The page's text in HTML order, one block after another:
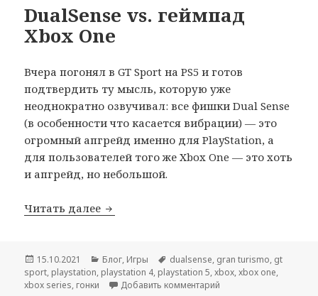
DualSense vs. геймпад
Xbox One
Вчера погонял в GT Sport на PS5 и готов
подтвердить ту мысль, которую уже
неоднократно озвучивал: все фишки Dual Sense
(в особенности что касается вибрации) — это
огромный апгрейд именно для PlayStation, а
для пользователей того же Xbox One — это хоть
и апгрейд, но небольшой.
Читать далее DualSense vs. геймпад Xbox One
Опубликовано
15.10.2021 Рубрики
Блог, Игры Метки
dualsense, gran turismo, gt
sport, playstation, playstation 4, playstation 5,xbox,xbox one,
xbox series, гонки Добавить комментарий